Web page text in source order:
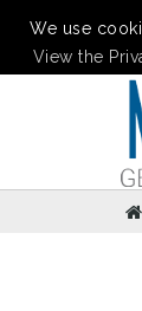
We use
View the